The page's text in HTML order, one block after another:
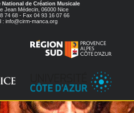
National de Création Musicale
Jean Médecin, 06000 Nice
74 68 - Fax 04 93 16 07 66
: info@cirm-manca.org